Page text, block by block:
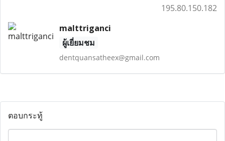
195.80.150.182
malttriganci
ผู้เยี่ยมชม
dentquansatheex@gmail.com
ตอบกระทู้